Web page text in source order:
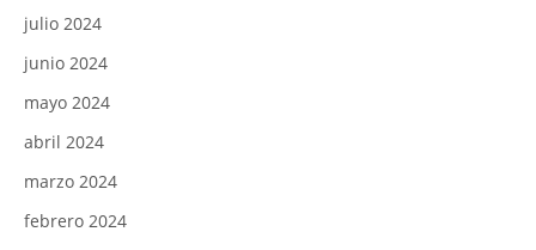
julio 2024
junio 2024
mayo 2024
abril 2024
marzo 2024
febrero 2024